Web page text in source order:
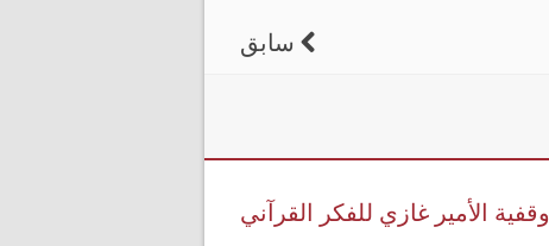
سابق
وقفية الأمير غازي للفكر القرآني